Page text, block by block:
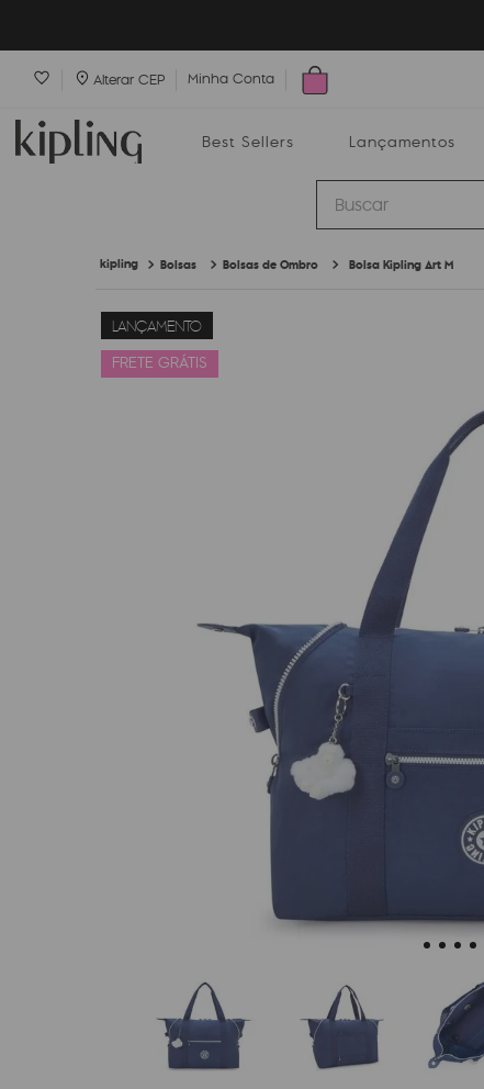
Alterar CEP Minha Conta
Best Sellers Lançamentos
Buscar
Bolsas Bolsas de Ombro Bolsa Kipling Art M
LANÇAMENTO
FRETE GRÁTIS